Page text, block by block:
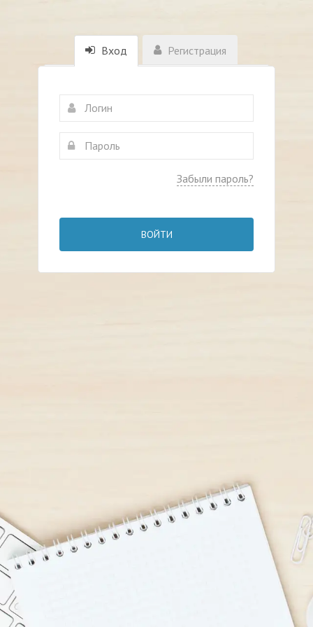
Вход Регистрация
Забыли пароль?
ВОЙТИ